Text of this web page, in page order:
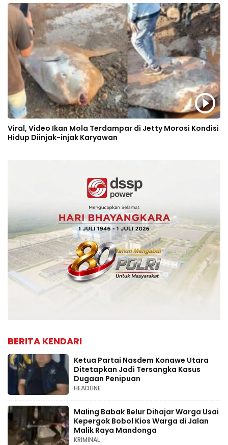
Viral, Video Ikan Mola Terdampar di Jetty Morosi Kondisi
Hidup Diinjak-injak Karyawan
BERITA KENDARI
Ketua Partai Nasdem Konawe Utara
Ditetapkan Jadi Tersangka Kasus
Dugaan Penipuan
HEADLINE
Maling Babak Belur Dihajar Warga Usai
Kepergok Bobol Kios Warga di Jalan
Malik Raya Mandonga
KRIMINAL